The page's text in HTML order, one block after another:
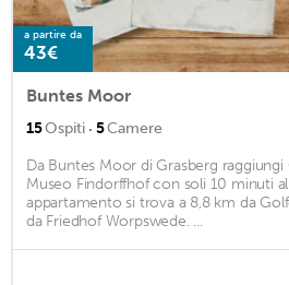
a partire da
43€
Buntes Moor
15Ospiti · 5Camere
Da Buntes Moor di Grasberg raggiungi
Museo Findorffhof con soli 10 minuti
appartamento si trova a 8,8 km da
da Friedhof Worpswede. ...